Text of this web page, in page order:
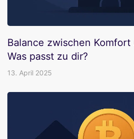
Balance zwischen
Was passt zu dir?
13. April 2025